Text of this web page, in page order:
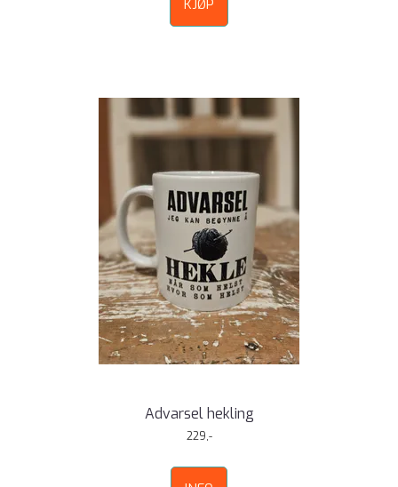
KJØP
Advarsel hekling
229,-